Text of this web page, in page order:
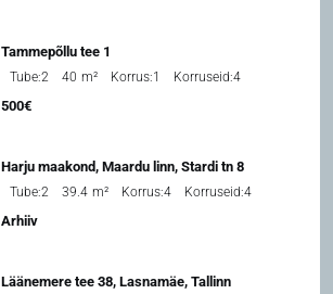
Tammepõllu tee 1
Tube:2 40 m² Korrus:1 Korruseid:4
500€
Harju maakond, Maardu linn, Stardi tn 8
Tube:2 39.4 m² Korrus:4 Korruseid:4
Arhiiv
Läänemere tee 38, Lasnamäe, Tallinn